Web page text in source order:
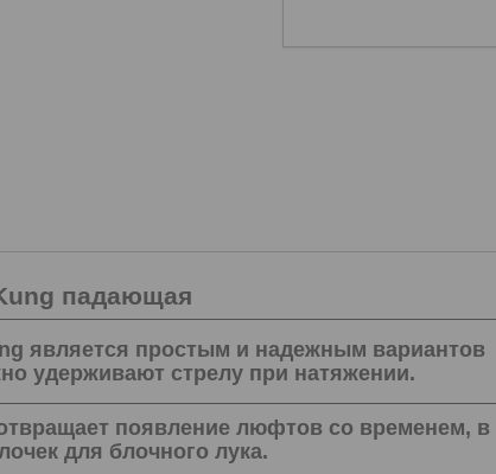
падающая
является простым и надежным вариантов
удерживают стрелу при натяжении.
появление люфтов со временем, в
для блочного лука.